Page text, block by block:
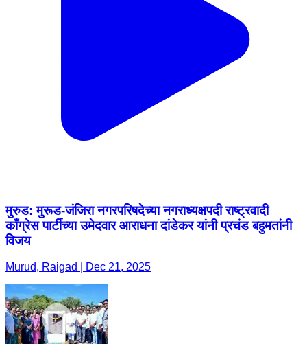
मुरुड: मुरूड-जंजिरा नगरपरिषदेच्या नगराध्यक्षपदी राष्ट्रवादी
काँग्रेस पार्टीच्या उमेदवार आराधना दांडेकर यांनी प्रचंड बहुमतांनी
विजय
Murud, Raigad | Dec 21, 2025